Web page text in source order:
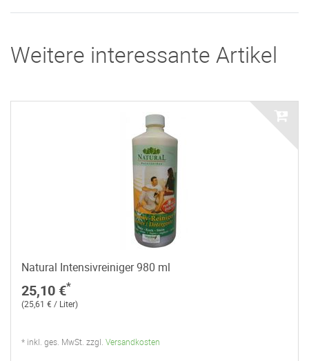
Weitere interessante Artikel
Natural Intensivreiniger 980 ml
25,10 €*
(25,61 € / Liter)
* inkl. ges. MwSt. zzgl. Versandkosten